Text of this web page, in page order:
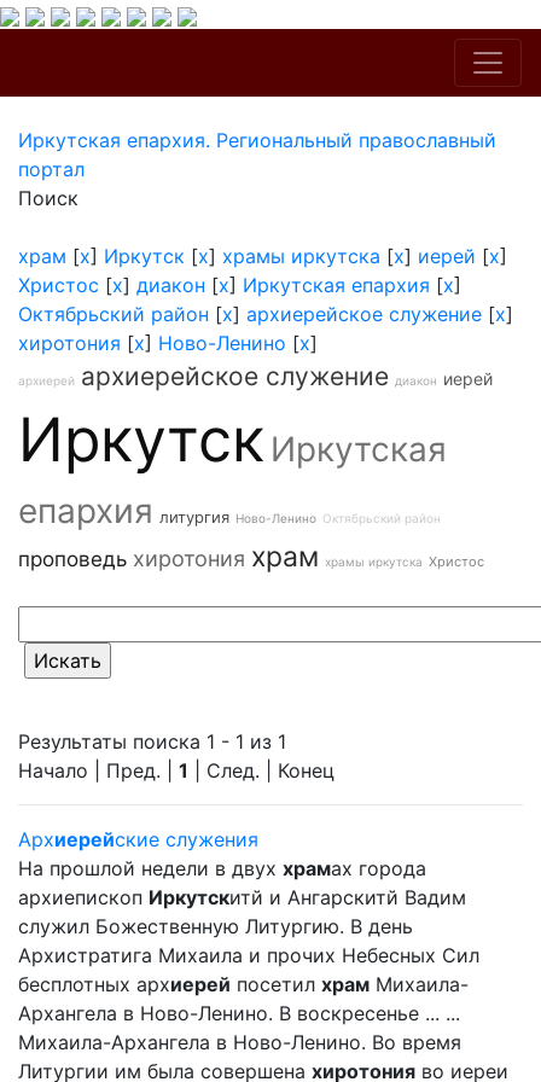
Иркутская епархия. Региональный православный
портал
Поиск
храм [x] Иркутск [x] храмы иркутска [x] иерей [x]
Христос [x] диакон [x] Иркутская епархия [x]
Октябрьский район [x] архиерейское служение [x]
хиротония [x] Ново-Ленино [x]
архиерей архиерейское служение диакон иерей
Иркутск Иркутская
епархия литургия Ново-Ленино Октябрьский район
проповедь хиротония храм храмы иркутска Христос
Результаты поиска 1 - 1 из 1
Начало | Пред. | 1 | След. | Конец
Архиерейские служения
На прошлой недели в двух храмах города
архиепископ Иркутскитй и Ангарскитй Вадим
служил Божественную Литургию. В день
Архистратига Михаила и прочих Небесных Сил
бесплотных архиерей посетил храм Михаила-
Архангела в Ново-Ленино. В воскресенье ... ...
Михаила-Архангела в Ново-Ленино. Во время
Литургии им была совершена хиротония во иереи